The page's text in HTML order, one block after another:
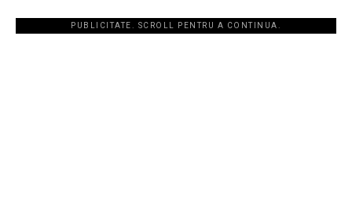
PUBLICITATE. SCROLL PENTRU A CONTINUA.